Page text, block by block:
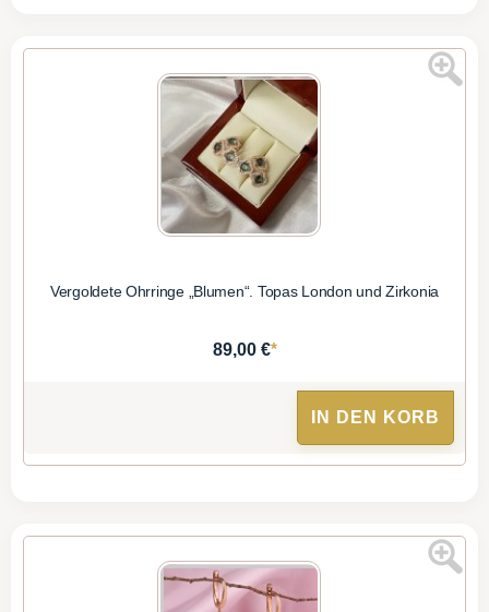
Vergoldete Ohrringe „Blumen“. Topas London und Zirkonia
89,00 €*
IN DEN KORB